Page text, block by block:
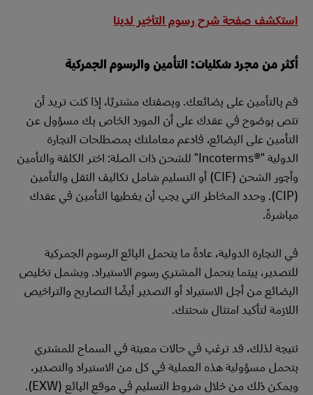
استكشف صفحة شرح رسوم التأخير لدينا
أكثر من مجرد شكليات: التأمين والرسوم الجمركية
قم بالتأمين على بضائعك. وبصفتك مشتريًا، إذا كنت تريد أن
تنص بوضوح في عقدك على أن المورد الخاص بك مسؤول عن
التأمين على البضائع، فادعم معاملتك بمصطلحات التجارة
الدولية "Incoterms®‎" للشحن ذات الصلة: اختر الكلفة والتأمين
وأجور الشحن (CIF) أو التسليم شامل تكاليف النقل والتأمين
(CIP). وحدد المخاطر التي يجب أن يغطيها التأمين في عقدك
مباشرةً.
في التجارة الدولية، عادةً ما يتحمل البائع الرسوم الجمركية
للتصدير، بينما يتحمل المشتري رسوم الاستيراد. ويشمل تخليص
البضائع من أجل الاستيراد أو التصدير أيضًا التصاريح والتراخيص
اللازمة لتأكيد امتثال شحنتك.
نتيجة لذلك، قد ترغب في حالات معينة في السماح للمشتري
بتحمل مسؤولية هذه العملية في كل من الاستيراد والتصدير،
ويمكن ذلك من خلال شروط التسليم في موقع البائع (EXW).